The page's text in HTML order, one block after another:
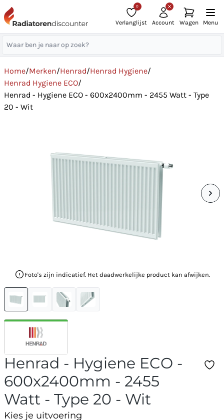
0
Verlanglijst Account Wagen Menu
Home/Merken/Henrad/Henrad Hygiene/
Henrad Hygiene ECO/
Henrad - Hygiene ECO - 600x2400mm - 2455 Watt - Type
20 - Wit
Foto's zijn indicatief. Het daadwerkelijke product kan afwijken.
Henrad - Hygiene ECO -
600x2400mm - 2455
Watt - Type 20 - Wit
Kies je uitvoering